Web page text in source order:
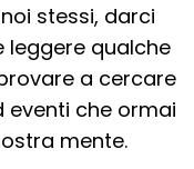
stessi, darci
leggere qualche
a cercare
eventi che ormai
mente.